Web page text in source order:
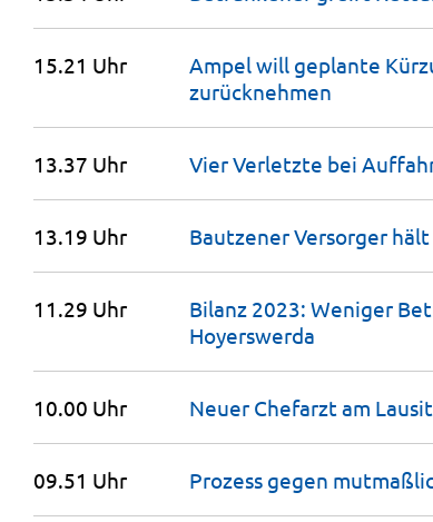
15.21 Uhr
Ampel will geplante
zurücknehmen
13.37 Uhr Vier Verletzte bei
13.19 Uhr Bautzener Versorger hält
11.29 Uhr
Bilanz 2023: Weniger
Hoyerswerda
10.00 Uhr Neuer Chefarzt am
09.51 Uhr Prozess gegen